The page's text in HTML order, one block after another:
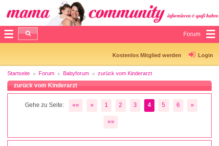
Forum
Kostenlos Mitglied werden Login
Startseite Forum Babyforum zurück vom Kinderarzt
zurück vom Kinderarzt
Gehe zu Seite: «« « 1 2 3 4 5 6 »
»»